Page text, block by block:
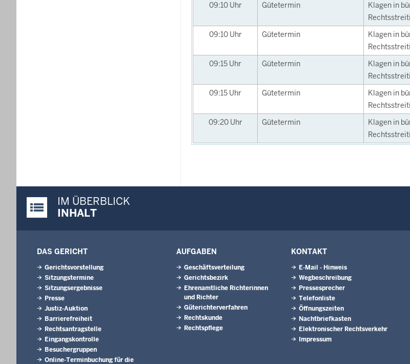
09:10 Uhr Gütetermin
Klagen in
09:10 Uhr Gütetermin
Klagen in
09:15 Uhr Gütetermin
Klagen in
09:15 Uhr Gütetermin
Klagen in
09:20 Uhr Gütetermin
Klagen in
Justiz-Portal im Überblick:
IM ÜBERBLICK
INHALT
DAS GERICHT
Gerichtsvorstellung
Sitzungstermine
Sitzungsergebnisse
Presse
Justiz-Auktion
Barrierefreiheit
Rechtsantragstelle
Eingangskontrolle
Besuchergruppen
Online-Terminbuchung für die
AUFGABEN
Geschäftsverteilung
Gerichtsbezirk
Ehrenamtliche Richterinnen
und Richter
Güterichterverfahren
Rechtskunde
Rechtspflege
KONTAKT
E-Mail - Hinweis
Wegbeschreibung
Pressesprecher
Telefonliste
Öffnungszeiten
Nachtbriefkasten
Elektronischer Rechtsverkehr
Impressum